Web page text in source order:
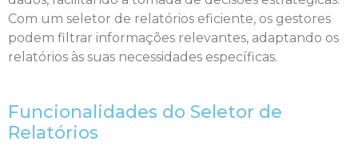
Com um seletor de relatórios eficiente, os gestores
podem filtrar informações relevantes, adaptando os
relatórios às suas necessidades específicas.
Funcionalidades do Seletor de
Relatórios